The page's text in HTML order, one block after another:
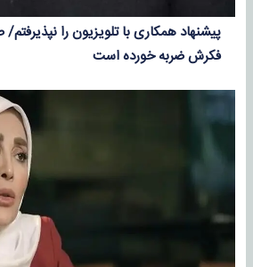
پیشنهاد همکاری با تلویزیون را
فکرش ضربه خورده است